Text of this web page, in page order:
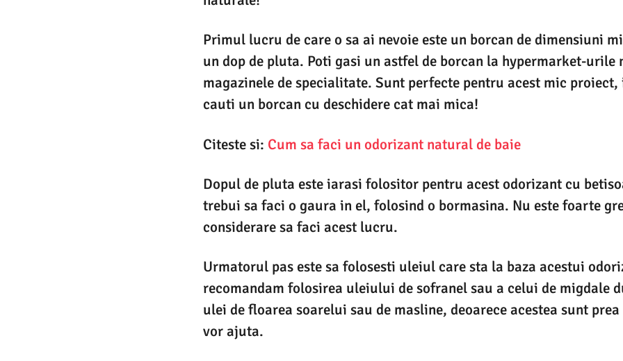
Primul lucru de care o sa ai nevoie este un borcan de dimensiuni
un dop de pluta. Poti gasi un astfel de borcan la hypermarket-urile
magazinele de specialitate. Sunt perfecte pentru acest mic
cauti un borcan cu deschidere cat mai mica!
Citeste si: Cum sa faci un odorizant natural de baie
Dopul de pluta este iarasi folositor pentru acest odorizant cu
trebui sa faci o gaura in el, folosind o bormasina. Nu este foarte
considerare sa faci acest lucru.
Urmatorul pas este sa folosesti uleiul care sta la baza acestui
recomandam folosirea uleiului de sofranel sau a celui de migdale
ulei de floarea soarelui sau de masline, deoarece acestea sunt
vor ajuta.